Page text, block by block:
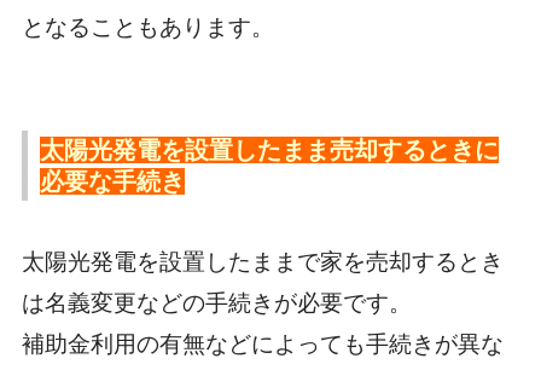
となることもあります。
太陽光発電を設置したまま売却するときに
必要な手続き
太陽光発電を設置したままで家を売却するとき
は名義変更などの手続きが必要です。
補助金利用の有無などによっても手続きが異な